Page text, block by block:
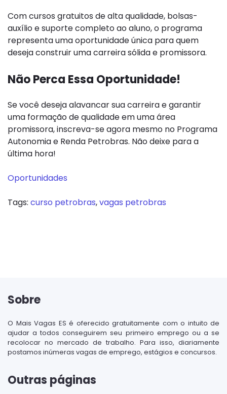
Com cursos gratuitos de alta qualidade, bolsas-
auxílio e suporte completo ao aluno, o programa
representa uma oportunidade única para quem
deseja construir uma carreira sólida e promissora.
Não Perca Essa Oportunidade!
Se você deseja alavancar sua carreira e garantir
uma formação de qualidade em uma área
promissora, inscreva-se agora mesmo no Programa
Autonomia e Renda Petrobras. Não deixe para a
última hora!
Oportunidades
Tags: curso petrobras,vagas petrobras
Sobre
O Mais Vagas ES é oferecido gratuitamente com o intuito de
ajudar a todos conseguirem seu primeiro emprego ou a se
recolocar no mercado de trabalho. Para isso, diariamente
postamos inúmeras vagas de emprego, estágios e concursos.
Outras páginas